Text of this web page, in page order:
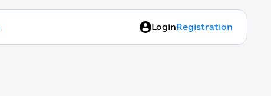
LoginRegistration